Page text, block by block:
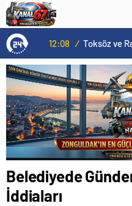
12:08 /
Belediyede
İddiaları